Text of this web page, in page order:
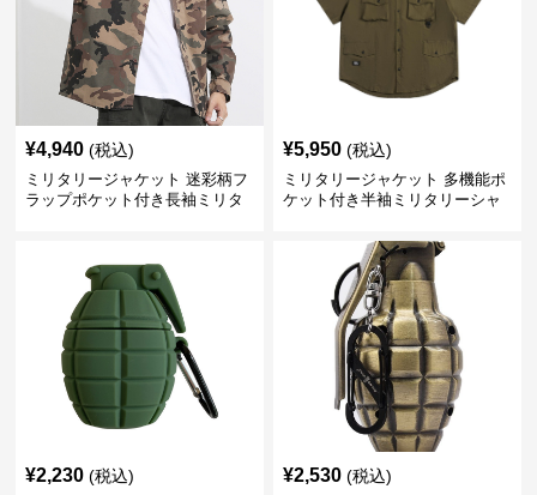
¥4,940 (税込)
ミリタリージャケット 迷彩柄フ
ラップポケット付き長袖ミリタ
¥5,950 (税込)
ミリタリージャケット 多機能ポ
ケット付き半袖ミリタリーシャ
¥2,230 (税込) ¥2,530 (税込)